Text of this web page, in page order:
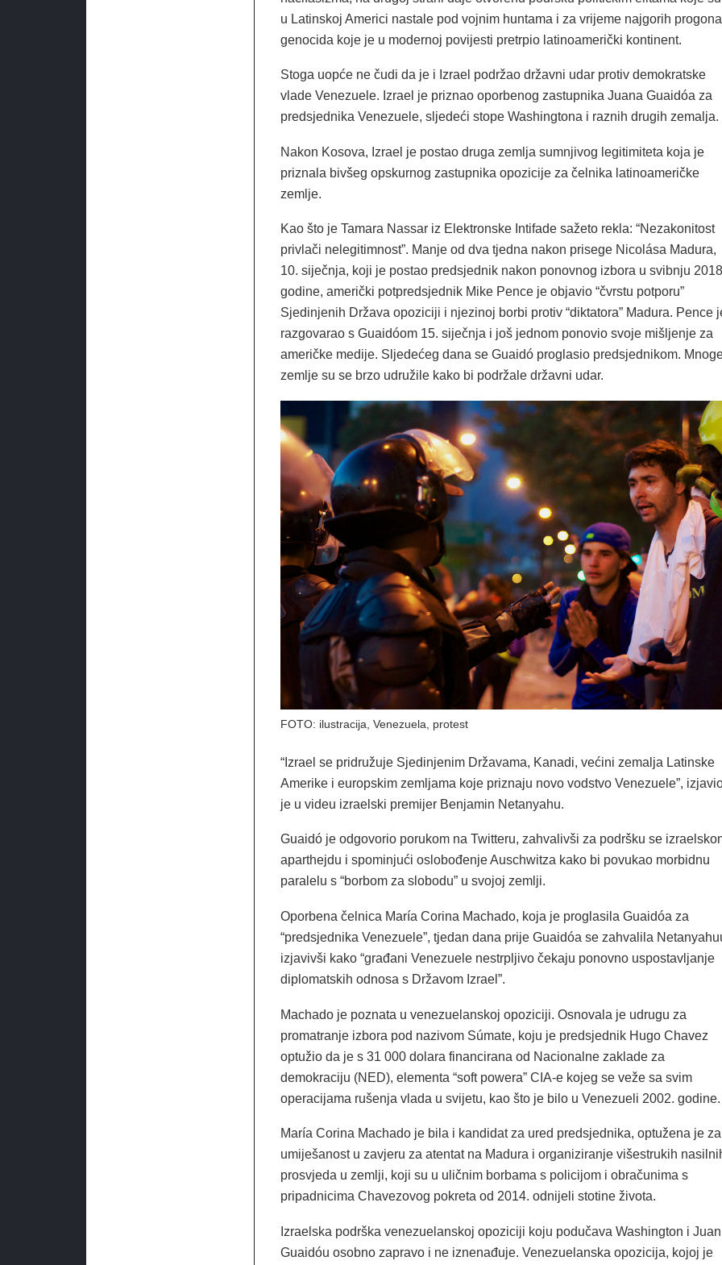
u Latinskoj Americi nastale pod vojnim huntama i za vrijeme najgorih
genocida koje je u modernoj povijesti pretrpio latinoamerički kontinent.
Stoga uopće ne čudi da je i Izrael podržao državni udar protiv demokratske
vlade Venezuele. Izrael je priznao oporbenog zastupnika Juana Guaidóa za
predsjednika Venezuele, sljedeći stope Washingtona i raznih drugih zemalja.
Nakon Kosova, Izrael je postao druga zemlja sumnjivog legitimiteta koja je
priznala bivšeg opskurnog zastupnika opozicije za čelnika latinoameričke
zemlje.
Kao što je Tamara Nassar iz Elektronske Intifade sažeto rekla: “Nezakonitost
privlači nelegitimnost”. Manje od dva tjedna nakon prisege Nicolása Madura,
10. siječnja, koji je postao predsjednik nakon ponovnog izbora u svibnju
godine, američki potpredsjednik Mike Pence je objavio “čvrstu potporu”
Sjedinjenih Država opoziciji i njezinoj borbi protiv “diktatora” Madura. Pence
razgovarao s Guaidóom 15. siječnja i još jednom ponovio svoje mišljenje za
američke medije. Sljedećeg dana se Guaidó proglasio predsjednikom.
zemlje su se brzo udružile kako bi podržale državni udar.
FOTO: ilustracija, Venezuela, protest
“Izrael se pridružuje Sjedinjenim Državama, Kanadi, većini zemalja Latinske
Amerike i europskim zemljama koje priznaju novo vodstvo Venezuele”,
je u videu izraelski premijer Benjamin Netanyahu.
Guaidó je odgovorio porukom na Twitteru, zahvalivši za podršku se
aparthejdu i spominjući oslobođenje Auschwitza kako bi povukao morbidnu
paralelu s “borbom za slobodu” u svojoj zemlji.
Oporbena čelnica María Corina Machado, koja je proglasila Guaidóa za
“predsjednika Venezuele”, tjedan dana prije Guaidóa se zahvalila
izjavivši kako “građani Venezuele nestrpljivo čekaju ponovno uspostavljanje
diplomatskih odnosa s Državom Izrael”.
Machado je poznata u venezuelanskoj opoziciji. Osnovala je udrugu za
promatranje izbora pod nazivom Súmate, koju je predsjednik Hugo Chavez
optužio da je s 31 000 dolara financirana od Nacionalne zaklade za
demokraciju (NED), elementa “soft powera” CIA-e kojeg se veže sa svim
operacijama rušenja vlada u svijetu, kao što je bilo u Venezueli 2002. godine.
María Corina Machado je bila i kandidat za ured predsjednika, optužena je za
umiješanost u zavjeru za atentat na Madura i organiziranje višestrukih
prosvjeda u zemlji, koji su u uličnim borbama s policijom i obračunima s
pripadnicima Chavezovog pokreta od 2014. odnijeli stotine života.
Izraelska podrška venezuelanskoj opoziciji koju podučava Washington i
Guaidóu osobno zapravo i ne iznenađuje. Venezuelanska opozicija, kojoj je